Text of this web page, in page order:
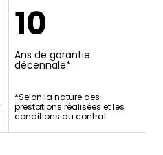
10
Ans de garantie
décennale*
*Selon la nature des
prestations réalisées et les
conditions du contrat.